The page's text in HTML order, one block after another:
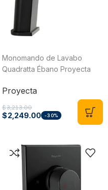
Monomando de Lavabo
Quadratta Ébano Proyecta
Proyecta
$3,213.00
$2,249.00 -30%